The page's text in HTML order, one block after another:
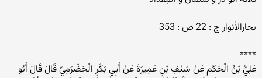
بحارالأنوار ج : 22 ص : 353
****
عَلِيُّ بْنُ الْحَكَمِ عَنْ سَيْفِ بْنِ عَمِيرَةَ عَنْ أَبِي بَكْرٍ الْحَضْرَمِيِّ قَالَ قَالَ أَبُو